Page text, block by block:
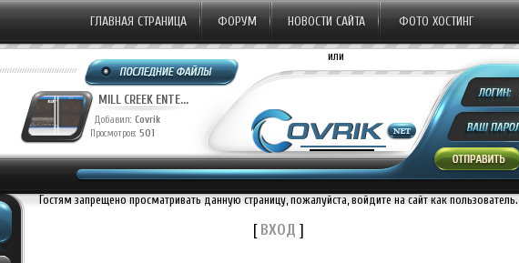
ГЛАВНАЯ СТРАНИЦА ФОРУМ НОВОСТИ САЙТА ФОТО ХОСТИНГ
MILL CREEK ENTE...
Добавил: Covrik
Просмотров: 501
или
Гостям запрещено просматривать данную страницу, пожалуйста, войдите на сайт как пользователь.
[ВХОД ]